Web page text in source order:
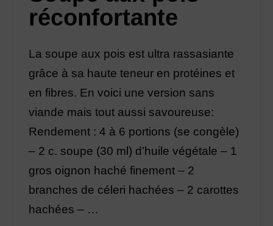
réconfortante
La soupe aux pois est ultra rassasiante
grâce à sa haute teneur en protéines et
en fibres. En voici une version sans
viande mais tout aussi savoureuse:
Rendement : 4 à 6 portions (se congèle)
– 2 c. soupe (30 ml) d’huile végétale – 1
gros oignon haché finement – 2
branches de céleri hachées – 2 carottes
hachées – …